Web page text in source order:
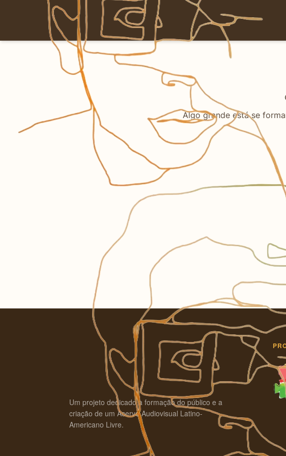
Algo grande está se
Um projeto dedicado à formação do público e a
criação de um Acervo Audiovisual Latino-
Americano Livre.